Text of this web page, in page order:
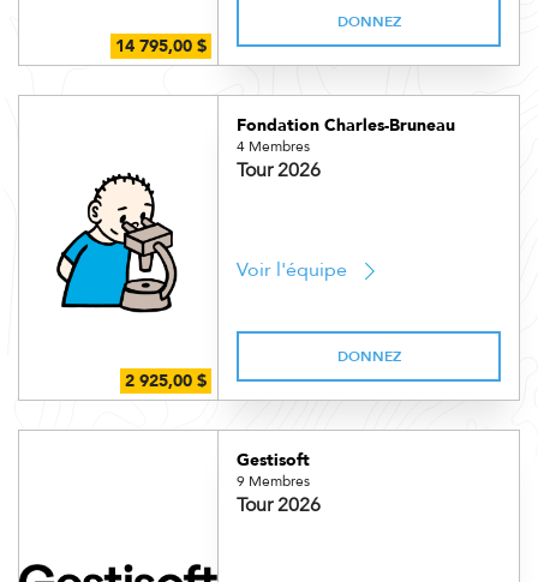
DONNEZ
Fondation Charles-Bruneau
4 Membres
Tour 2026
Voir l'équipe
DONNEZ
Gestisoft
9 Membres
Tour 2026